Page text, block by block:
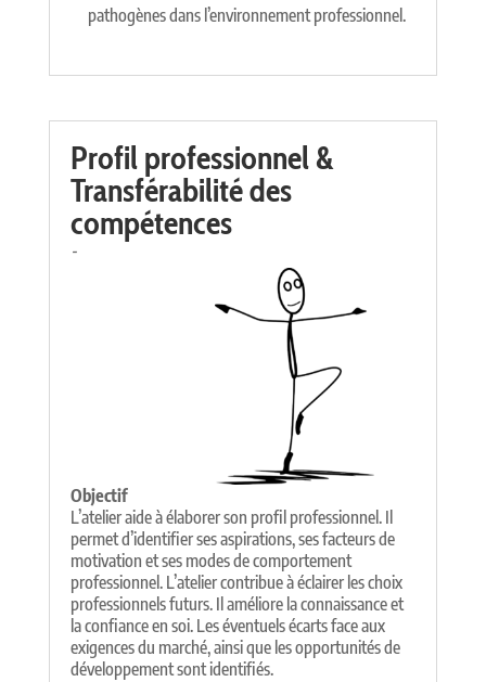
pathogènes dans l’environnement professionnel.
Profil professionnel &
Transférabilité des
compétences
-
Objectif
L’atelier aide à élaborer son profil professionnel. Il
permet d’identifier ses aspirations, ses facteurs de
motivation et ses modes de comportement
professionnel. L’atelier contribue à éclairer les choix
professionnels futurs. Il améliore la connaissance et
la confiance en soi. Les éventuels écarts face aux
exigences du marché, ainsi que les opportunités de
développement sont identifiés.